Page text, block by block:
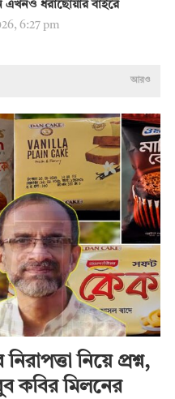
এখনও ধরাছোঁয়ার বাইরে
6:27 pm
আরও
নিয়ে প্রশ্ন,
কবির মিলনের